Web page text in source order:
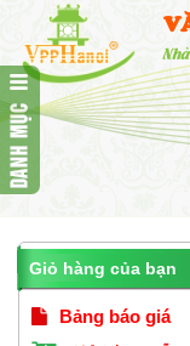
Giỏ hàng của bạn
Bảng báo giá